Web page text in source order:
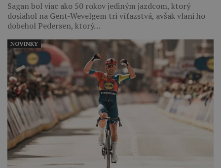
Sagan bol viac ako 50 rokov jediným jazdcom, ktorý
dosiahol na Gent-Wevelgem tri víťazstvá, avšak vlani ho
dobehol Pedersen, ktorý…
NOVINKY